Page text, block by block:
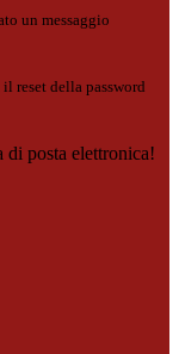
un messaggio
reset della password
di posta elettronica!